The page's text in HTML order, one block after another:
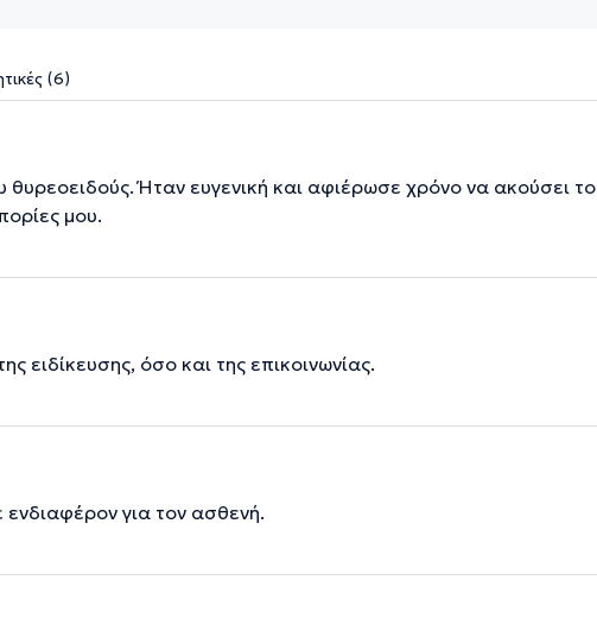
(6)
θυρεοειδούς. Ήταν ευγενική και αφιέρωσε χρόνο να ακούσει το
μου.
ειδίκευσης, όσο και της επικοινωνίας.
ενδιαφέρον για τον ασθενή.